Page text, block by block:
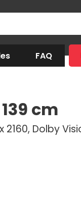
FAQ
cm
Dolby